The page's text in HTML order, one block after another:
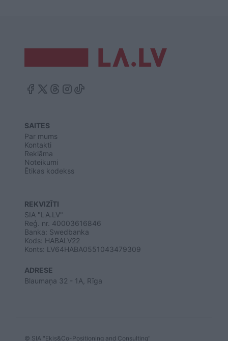
SAITES
Par mums
Kontakti
Reklāma
Noteikumi
Ētikas kodekss
REKVIZĪTI
SIA "LA.LV"
Reģ. nr. 40003616846
Banka: Swedbanka
Kods: HABALV22
Konts: LV64HABA0551043479309
ADRESE
Blaumaņa 32 - 1A, Rīga
© SIA "Ekis&Co-Positioning and Consulting"